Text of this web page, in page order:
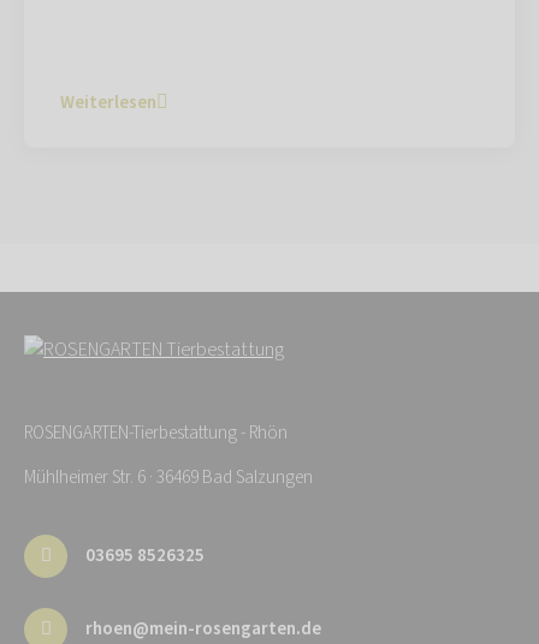
Weiterlesen
ROSENGARTEN-Tierbestattung - Rhön
Mühlheimer Str. 6 · 36469 Bad Salzungen
03695 8526325
rhoen@mein-rosengarten.de